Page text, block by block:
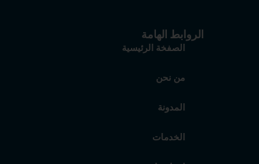
الروابط الهامة
الصفخة الرئيسية
من نحن
المدونة
الخدمات